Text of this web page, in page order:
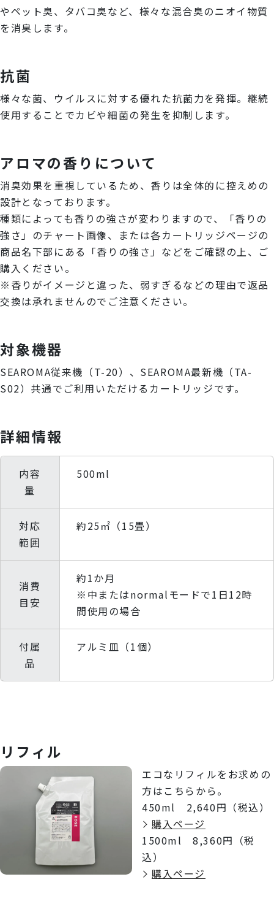
やペット臭、タバコ臭など、様々な混合臭のニオイ物質
を消臭します。
抗菌
様々な菌、ウイルスに対する優れた抗菌力を発揮。継続
使用することでカビや細菌の発生を抑制します。
アロマの香りについて
消臭効果を重視しているため、香りは全体的に控えめの
設計となっております。
種類によっても香りの強さが変わりますので、「香りの
強さ」のチャート画像、または各カートリッジページの
商品名下部にある「香りの強さ」などをご確認の上、ご
購入ください。
※香りがイメージと違った、弱すぎるなどの理由で返品
交換は承れませんのでご注意ください。
対象機器
SEAROMA従来機（T-20）、SEAROMA最新機（TA-
S02）共通でご利用いただけるカートリッジです。
詳細情報
内容
量
500ml
対応
範囲
約25㎡（15畳）
消費
目安
約1か月
※中またはnormalモードで1日12時
間使用の場合
付属
品
アルミ皿（1個）
リフィル
エコなリフィルをお求めの
方はこちらから。
450ml 2,640円（税込）
購入ページ
1500ml 8,360円（税
込）
購入ページ